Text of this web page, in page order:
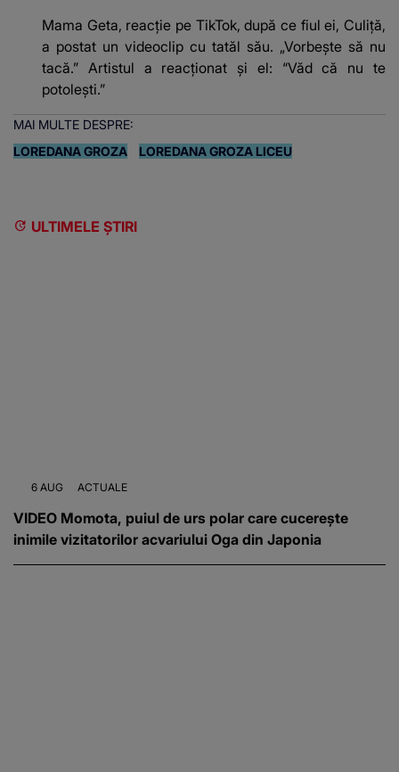
Mama Geta, reacție pe TikTok, după ce fiul ei, Culiță,
a postat un videoclip cu tatăl său. „Vorbește să nu
tacă.” Artistul a reacționat și el: “Văd că nu te
potoleşti.”
MAI MULTE DESPRE:
LOREDANA GROZA
LOREDANA GROZA LICEU
ULTIMELE ȘTIRI
6 AUG ACTUALE
VIDEO Momota, puiul de urs polar care cucerește
inimile vizitatorilor acvariului Oga din Japonia